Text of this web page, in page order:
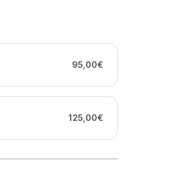
95,00€
125,00€